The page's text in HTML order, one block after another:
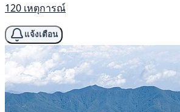
120 เหตุการณ์
แจ้งเตือน